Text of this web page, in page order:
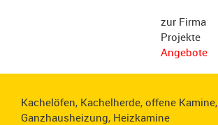
zur Firma
Projekte
Angebote
Kachelöfen, Kachelherde, offene Kamine,
Ganzhausheizung, Heizkamine